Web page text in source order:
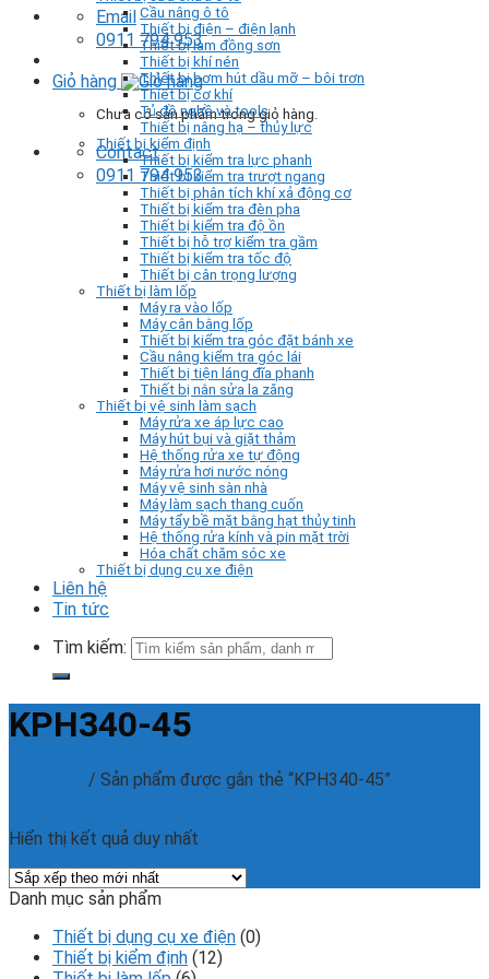
Email
0911 794 953
Giỏ hàng
Chưa có sản phẩm trong giỏ hàng.
Contact
0911 794 953
Cầu nâng ô tô
Thiết bị điện – điện lạnh
Thiết bị làm đồng sơn
Thiết bị khí nén
Thiết bị bơm hút dầu mỡ – bôi trơn
Thiết bị cơ khí
Tủ đồ nghề và tools
Thiết bị nâng hạ – thủy lực
Thiết bị kiểm định
Thiết bị kiểm tra lực phanh
Thiết bị kiểm tra trượt ngang
Thiết bị phân tích khí xả động cơ
Thiết bị kiểm tra đèn pha
Thiết bị kiểm tra độ ồn
Thiết bị hỗ trợ kiểm tra gầm
Thiết bị kiểm tra tốc độ
Thiết bị cân trọng lượng
Thiết bị làm lốp
Máy ra vào lốp
Máy cân bằng lốp
Thiết bị kiểm tra góc đặt bánh xe
Cầu nâng kiểm tra góc lái
Thiết bị tiện láng đĩa phanh
Thiết bị nắn sửa la zăng
Thiết bị vệ sinh làm sạch
Máy rửa xe áp lực cao
Máy hút bụi và giặt thảm
Hệ thống rửa xe tự động
Máy rửa hơi nước nóng
Máy vệ sinh sàn nhà
Máy làm sạch thang cuốn
Máy tẩy bề mặt bằng hạt thủy tinh
Hệ thống rửa kính và pin mặt trời
Hóa chất chăm sóc xe
Thiết bị dụng cụ xe điện
Liên hệ
Tin tức
Tìm kiếm:
KPH340-45
/ Sản phẩm được gắn thẻ “KPH340-45”
Hiển thị kết quả duy nhất
Danh mục sản phẩm
Thiết bị dụng cụ xe điện (0)
Thiết bị kiểm định (12)